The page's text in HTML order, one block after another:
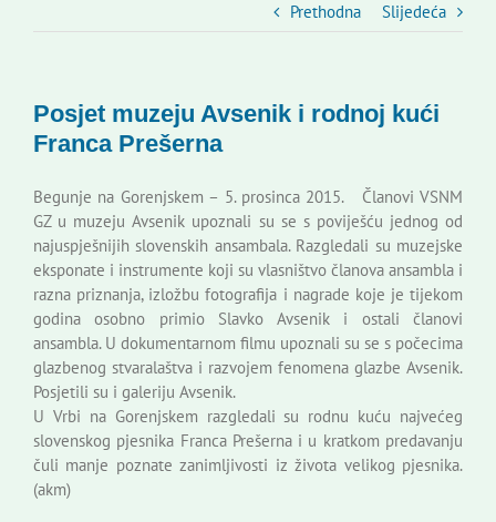
Kontakti
Novi odmev – naše glasilo
Izdavaštvo
Korisne informacije
Prethodna Slijedeća
Posjet muzeju Avsenik i rodnoj kući
Franca Prešerna
Begunje na Gorenjskem – 5. prosinca 2015. Članovi VSNM
GZ u muzeju Avsenik upoznali su se s poviješću jednog od
najuspješnijih slovenskih ansambala. Razgledali su muzejske
eksponate i instrumente koji su vlasništvo članova ansambla i
razna priznanja, izložbu fotografija i nagrade koje je tijekom
godina osobno primio Slavko Avsenik i ostali članovi
ansambla. U dokumentarnom filmu upoznali su se s počecima
glazbenog stvaralaštva i razvojem fenomena glazbe Avsenik.
Posjetili su i galeriju Avsenik.
U Vrbi na Gorenjskem razgledali su rodnu kuću najvećeg
slovenskog pjesnika Franca Prešerna i u kratkom predavanju
čuli manje poznate zanimljivosti iz života velikog pjesnika.
(akm)